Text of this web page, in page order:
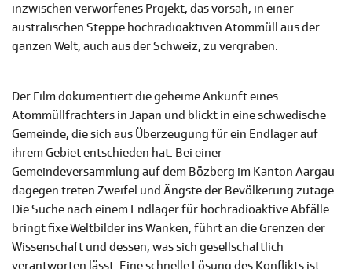
inzwischen verworfenes Projekt, das vorsah, in einer
australischen Steppe hochradioaktiven Atommüll aus der
ganzen Welt, auch aus der Schweiz, zu vergraben.
Der Film dokumentiert die geheime Ankunft eines
Atommüllfrachters in Japan und blickt in eine schwedische
Gemeinde, die sich aus Überzeugung für ein Endlager auf
ihrem Gebiet entschieden hat. Bei einer
Gemeindeversammlung auf dem Bözberg im Kanton Aargau
dagegen treten Zweifel und Ängste der Bevölkerung zutage.
Die Suche nach einem Endlager für hochradioaktive Abfälle
bringt fixe Weltbilder ins Wanken, führt an die Grenzen der
Wissenschaft und dessen, was sich gesellschaftlich